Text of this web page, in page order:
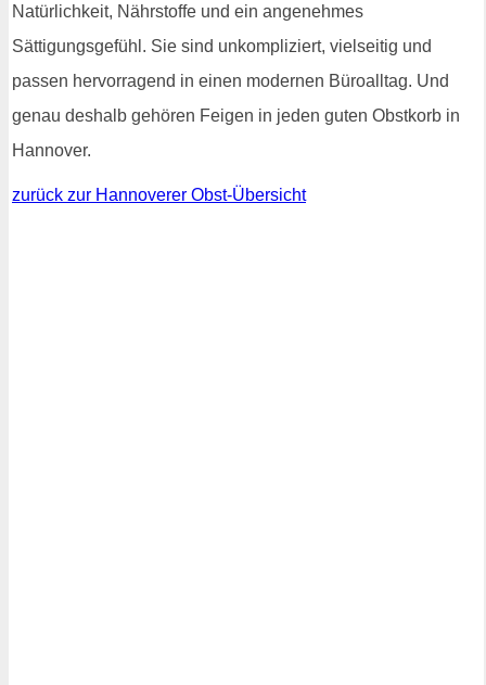
Natürlichkeit, Nährstoffe und ein angenehmes
Sättigungsgefühl. Sie sind unkompliziert, vielseitig und
passen hervorragend in einen modernen Büroalltag. Und
genau deshalb gehören Feigen in jeden guten Obstkorb in
Hannover.
zurück zur Hannoverer Obst-Übersicht